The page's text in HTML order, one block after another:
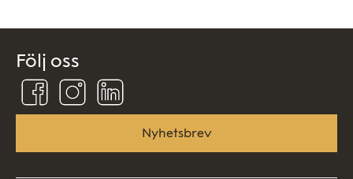
Följ oss
Följ
oss
på
Följ
på
InstagramLinkedin
Nyhetsbrev